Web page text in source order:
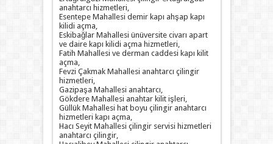
anahtarcı hizmetleri,
Esentepe Mahallesi demir kapı ahşap kapı
kilidi açma,
Eskibağlar Mahallesi ünüversite civarı apart
ve daire kapı kilidi açma hizmetleri,
Fatih Mahallesi ve derman caddesi kapı kilit
açma,
Fevzi Çakmak Mahallesi anahtarcı çilingir
hizmetleri,
Gazipaşa Mahallesi anahtarcı,
Gökdere Mahallesi anahtar kilit işleri,
Güllük Mahallesi hat boyu çilingir anahtarcı
hizmetleri kapı açma,
Hacı Seyit Mahallesi çilingir servisi hizmetleri
anahtarcı çilingir,